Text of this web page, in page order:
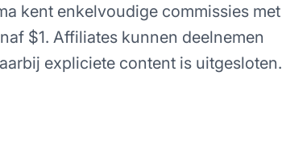
kent enkelvoudige commissies met
$1. Affiliates kunnen deelnemen
expliciete content is uitgesloten.